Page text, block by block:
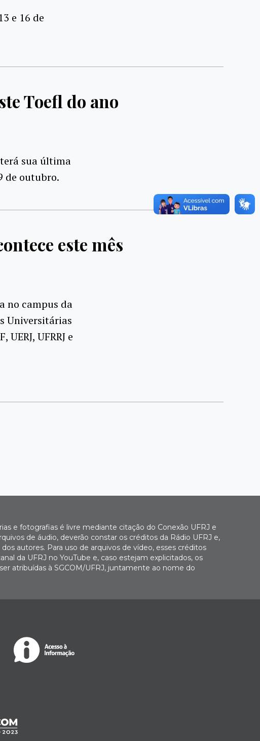
e 16 de
Toefl do ano
sua última
de outubro.
este mês
no campus da
Universitárias
UFRRJ e
e fotografias é livre mediante citação do Conexão UFRJ e
de áudio, deverão constar os créditos da Rádio UFRJ e,
autores. Para uso de arquivos de vídeo, esses créditos
da UFRJ no YouTube e, caso estejam explicitados, os
atribuídas à SGCOM/UFRJ, juntamente ao nome do